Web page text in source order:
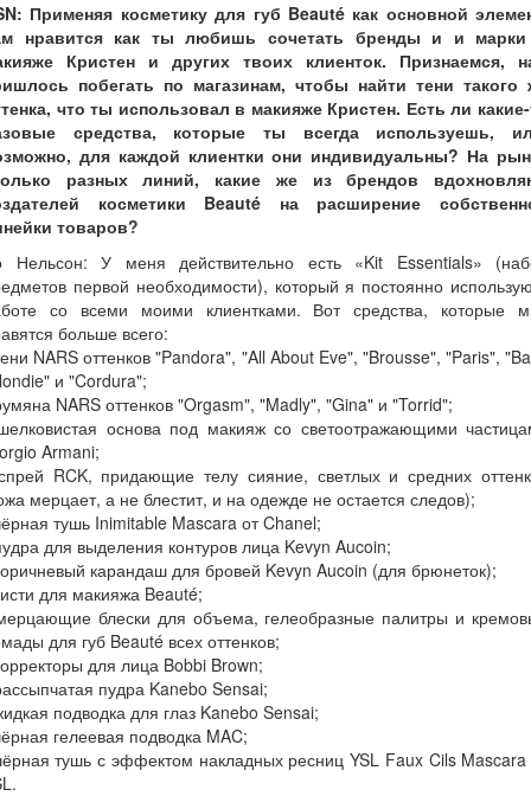
Применяя косметику для губ Beauté как основной
нравится как ты любишь сочетать бренды и и
Кристен и других твоих клиенток. Признаемся,
побегать по магазинам, чтобы найти тени такого
что ты использовал в макияже Кристен. Есть ли
средства, которые ты всегда используешь,
для каждой клиентки они индивидуальны? На
разных линий, какие же из брендов
косметики Beauté на расширение
товаров?
Нельсон: У меня действительно есть «Kit Essentials»
первой необходимости), который я постоянно
со всеми моими клиентками. Вот средства, которые
больше всего:
NARS оттенков "Pandora", "All About Eve", "Brousse", "Paris",
и "Cordura";
NARS оттенков "Orgasm", "Madly", "Gina" и "Torrid";
основа под макияж со светоотражающими
Armani;
RCK, придающие телу сияние, светлых и средних
мерцает, а не блестит, и на одежде не остается следов);
тушь Inimitable Mascara от Chanel;
для выделения контуров лица Kevyn Aucoin;
карандаш для бровей Kevyn Aucoin (для брюнеток);
для макияжа Beauté;
блески для объема, гелеобразные палитры и
для губ Beauté всех оттенков;
для лица Bobbi Brown;
пудра Kanebo Sensai;
подводка для глаз Kanebo Sensai;
гелеевая подводка MAC;
тушь с эффектом накладных ресниц YSL Faux Cils Mascara